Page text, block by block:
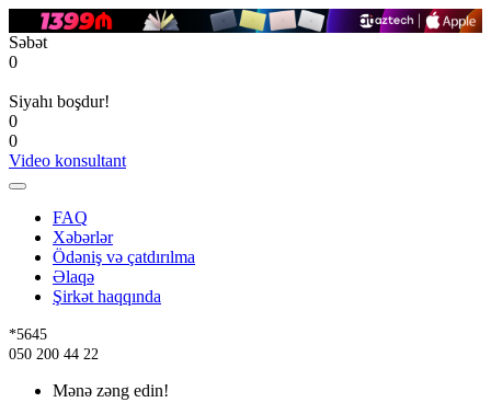
Səbət
0
Siyahı boşdur!
0
0
Video konsultant
FAQ
Xəbərlər
Ödəniş və çatdırılma
Əlaqə
Şirkət haqqında
*5645
050 200 44 22
Mənə zəng edin!